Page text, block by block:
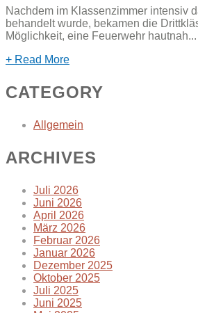
Nachdem im Klassenzimmer intensiv
behandelt wurde, bekamen die
Möglichkeit, eine Feuerwehr hautnah...
+ Read More
CATEGORY
Allgemein
ARCHIVES
Juli 2026
Juni 2026
April 2026
März 2026
Februar 2026
Januar 2026
Dezember 2025
Oktober 2025
Juli 2025
Juni 2025